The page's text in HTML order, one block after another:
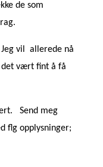
de som
vil allerede nå
vært fint å få
Send meg
flg opplysninger;